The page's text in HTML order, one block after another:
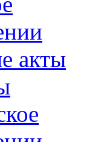
акты